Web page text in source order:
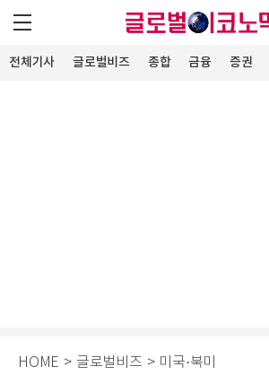
전체기사 글로벌비즈 종합 금융 증권
HOME > 글로벌비즈 > 미국·북미